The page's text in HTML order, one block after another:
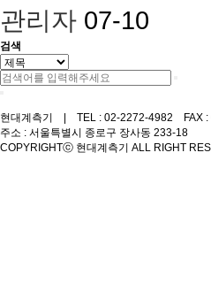
관리자 07-10
검색
현대계측기 | TEL : 02-2272-4982 FAX :
주소 : 서울특별시 종로구 장사동 233-18
COPYRIGHTⓒ 현대계측기 ALL RIGHT